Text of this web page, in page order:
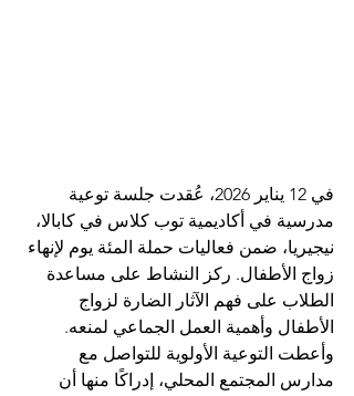
في 12 يناير 2026، عُقدت جلسة توعية
مدرسية في أكاديمية توب كلاس في كابالا،
نيجيريا، ضمن فعاليات حملة المئة يوم لإنهاء
زواج الأطفال. ركز النشاط على مساعدة
الطلاب على فهم الآثار الضارة لزواج
الأطفال وأهمية العمل الجماعي لمنعه.
وأعطت التوعية الأولوية للتواصل مع
مدارس المجتمع المحلي، إدراكًا منها أن